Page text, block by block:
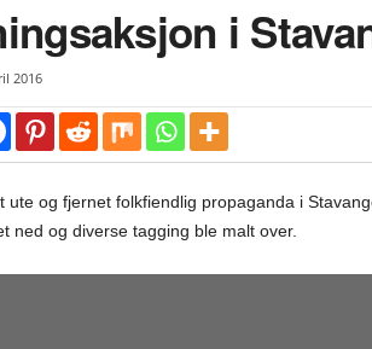
i
2016
og fjernet folkfiendlig propaganda i
ned og diverse tagging ble malt over.